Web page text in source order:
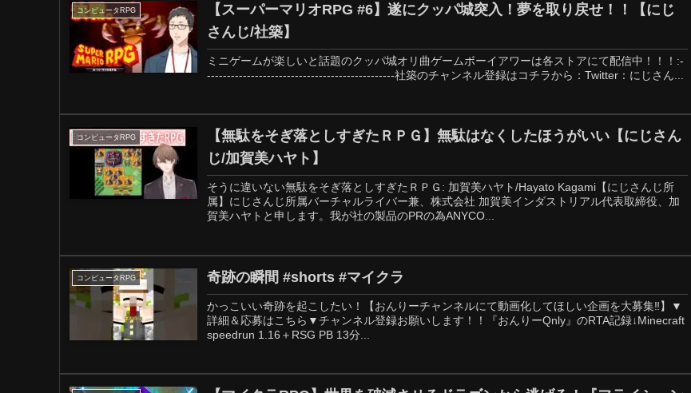
コンピュータRPG
【スーパーマリオRPG #6】遂にクッパ城突入！夢を取り戻せ！！【にじ
さんじ/社築】
ミニゲームが楽しいと話題のクッパ城オリ曲ゲームボーイアワーは各ストアにて配信中！！！:-
-----------------------------------------------社築のチャンネル登録はコチラから：Twitter：にじさん...
コンピュータRPG
【無駄をそぎ落としすぎたＲＰＧ】無駄はなくしたほうがいい【にじさん
じ/加賀美ハヤト】
そうに違いない無駄をそぎ落としすぎたＲＰＧ: 加賀美ハヤト/Hayato Kagami【にじさんじ所
属】にじさんじ所属バーチャルライバー兼、株式会社 加賀美インダストリアル代表取締役、加
賀美ハヤトと申します。我が社の製品のPRの為ANYCO...
コンピュータRPG 奇跡の瞬間 #shorts #マイクラ
かっこいい奇跡を起こしたい！【おんりーチャンネルにて動画化してほしい企画を大募集‼️】▼
詳細＆応募はこちら▼チャンネル登録お願いします！！『おんりーQnly』のRTA記録↓Minecraft
speedrun 1.16＋RSG PB 13分...